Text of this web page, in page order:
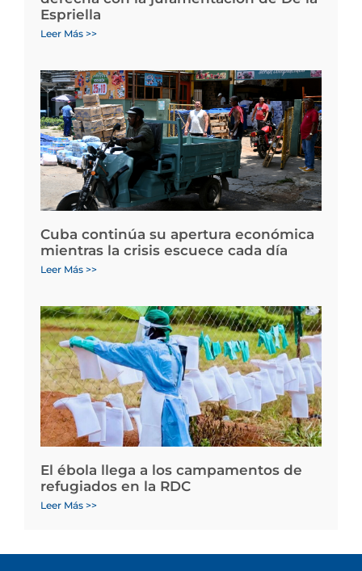
Espriella
Leer Más >>
Cuba continúa su apertura económica
mientras la crisis escuece cada día
Leer Más >>
El ébola llega a los campamentos de
refugiados en la RDC
Leer Más >>